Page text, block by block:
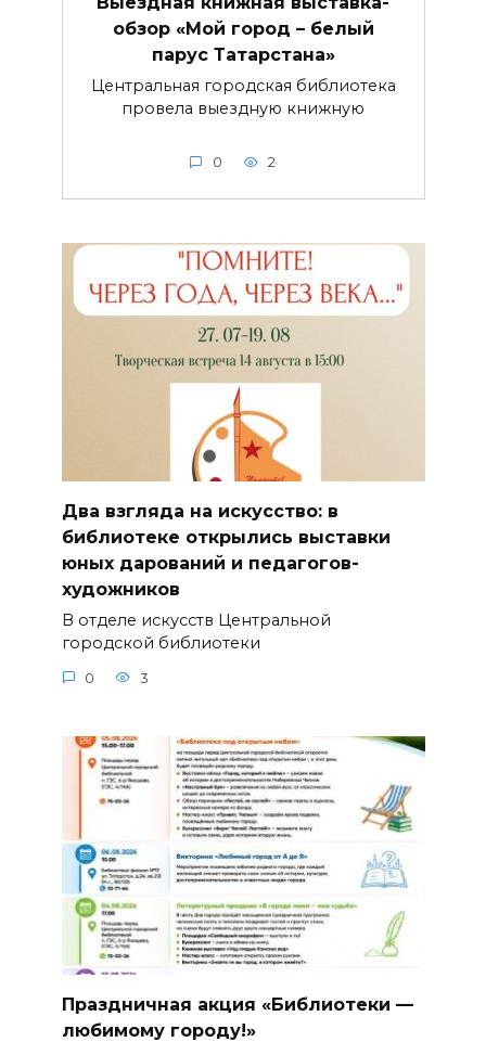
обзор «Мой город – белый
парус Татарстана»
Центральная городская библиотека
провела выездную книжную
0 2
Два взгляда на искусство: в
библиотеке открылись выставки
юных дарований и педагогов-
художников
В отделе искусств Центральной
городской библиотеки
0 3
Праздничная акция «Библиотеки —
любимому городу!»